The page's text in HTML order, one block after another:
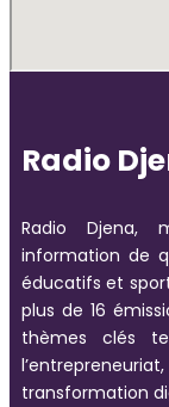
Radio
Radio Djena,
information de
éducatifs et
plus de 16
thèmes clés
transformation